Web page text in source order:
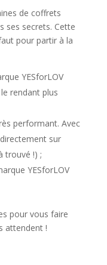
de coffrets
ses secrets. Cette
pour partir à la
YESforLOV
rendant plus
performant. Avec
sur
trouvé !) ;
YESforLOV
pour vous faire
attendent !